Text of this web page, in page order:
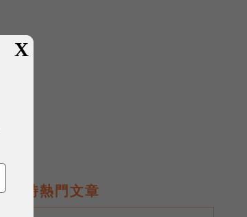
即時熱門文章
X